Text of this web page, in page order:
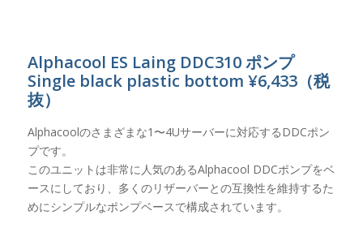
Alphacool ES Laing DDC310 ポンプ
Single black plastic bottom ¥6,433（税
抜）
Alphacoolのさまざまな1〜4Uサーバーに対応するDDCポン
プです。
このユニットは非常に人気のあるAlphacool DDCポンプをベ
ースにしており、多くのリザーバーとの互換性を維持するた
めにシンプルなポンプベースで構成されています。